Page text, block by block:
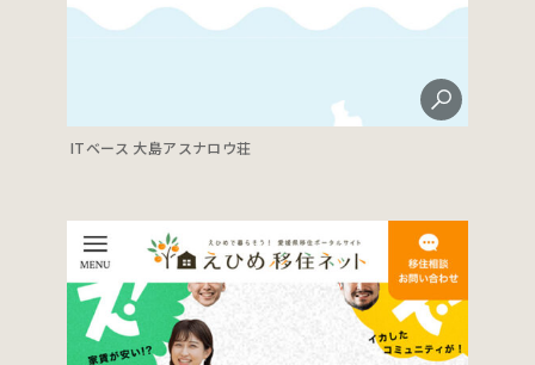
ITベース 大島アスナロウ荘